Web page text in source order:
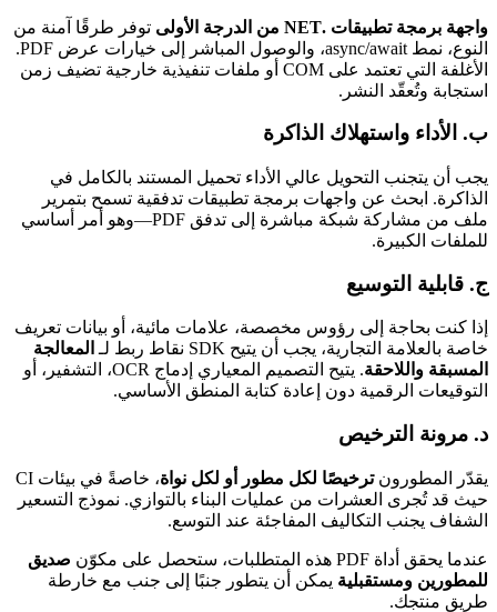
واجهة برمجة تطبيقات .NET من الدرجة الأولى
توفر طرقًا آمنة من
النوع، نمط async/await، والوصول المباشر إلى خيارات عرض PDF.
الأغلفة التي تعتمد على COM أو ملفات تنفيذية خارجية تضيف زمن
استجابة وتُعقّد النشر.
ب. الأداء واستهلاك الذاكرة
يجب أن يتجنب التحويل عالي الأداء تحميل المستند بالكامل في
الذاكرة. ابحث عن واجهات برمجة تطبيقات تدفقية تسمح بتمرير
ملف من مشاركة شبكة مباشرة إلى تدفق PDF—وهو أمر أساسي
للملفات الكبيرة.
ج. قابلية التوسيع
إذا كنت بحاجة إلى رؤوس مخصصة، علامات مائية، أو بيانات تعريف
خاصة بالعلامة التجارية، يجب أن يتيح SDK نقاط ربط لـ
المعالجة
المسبقة واللاحقة
. يتيح التصميم المعياري إدماج OCR، التشفير، أو
التوقيعات الرقمية دون إعادة كتابة المنطق الأساسي.
د. مرونة الترخيص
يقدّر المطورونترخيصًا لكل مطور أو لكل نواة
، خاصةً في بيئات CI
حيث قد تُجرى العشرات من عمليات البناء بالتوازي. نموذج التسعير
الشفاف يجنب التكاليف المفاجئة عند التوسع.
عندما يحقق أداة PDF هذه المتطلبات، ستحصل على مكوّن
صديق
للمطورين ومستقبلية يمكن أن يتطور جنبًا إلى جنب مع خارطة
طريق منتجك.